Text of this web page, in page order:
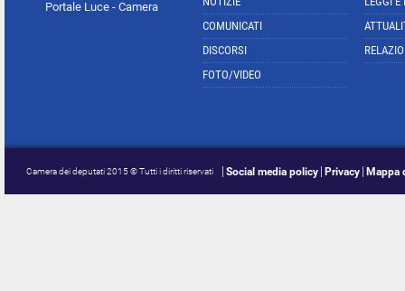
Portale Luce - Camera
COMUNICATI
DISCORSI
FOTO/VIDEO
Camera dei deputati 2015 © Tutti i diritti riservati Social media policy Privacy Mappa